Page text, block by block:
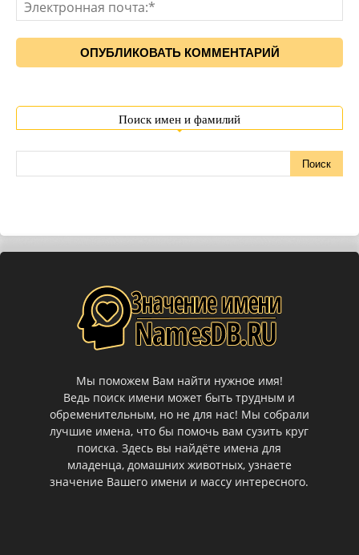
Поиск имен и фамилий
Мы поможем Вам найти нужное имя!
Ведь поиск имени может быть трудным и
обременительным, но не для нас! Мы собрали
лучшие имена, что бы помочь вам сузить круг
поиска. Здесь вы найдёте имена для
младенца, домашних животных, узнаете
значение Вашего имени и массу интересного.